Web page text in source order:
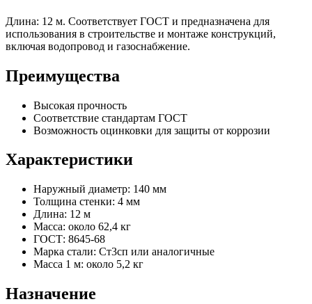
Длина: 12 м. Соответствует ГОСТ и предназначена для
использования в строительстве и монтаже конструкций,
включая водопровод и газоснабжение.
Преимущества
Высокая прочность
Соответствие стандартам ГОСТ
Возможность оцинковки для защиты от коррозии
Характеристики
Наружный диаметр: 140 мм
Толщина стенки: 4 мм
Длина: 12 м
Масса: около 62,4 кг
ГОСТ: 8645-68
Марка стали: Ст3сп или аналогичные
Масса 1 м: около 5,2 кг
Назначение